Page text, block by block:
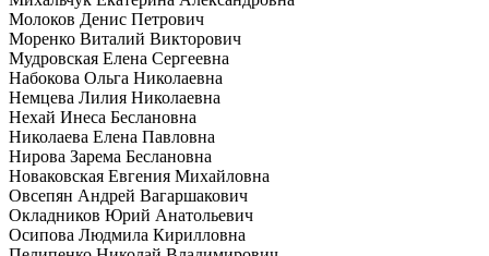
Молоков Денис Петрович
Моренко Виталий Викторович
Мудровская Елена Сергеевна
Набокова Ольга Николаевна
Немцева Лилия Николаевна
Нехай Инеса Беслановна
Николаева Елена Павловна
Нирова Зарема Беслановна
Новаковская Евгения Михайловна
Овсепян Андрей Вагаршакович
Окладников Юрий Анатольевич
Осипова Людмила Кирилловна